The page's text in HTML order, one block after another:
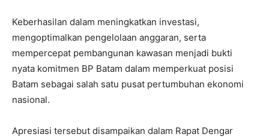
Keberhasilan dalam meningkatkan investasi,
mengoptimalkan pengelolaan anggaran, serta
mempercepat pembangunan kawasan menjadi bukti
nyata komitmen BP Batam dalam memperkuat posisi
Batam sebagai salah satu pusat pertumbuhan ekonomi
nasional.
Apresiasi tersebut disampaikan dalam Rapat Dengar